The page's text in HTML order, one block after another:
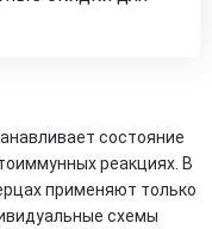
состояние
реакциях. В
применяют только
схемы